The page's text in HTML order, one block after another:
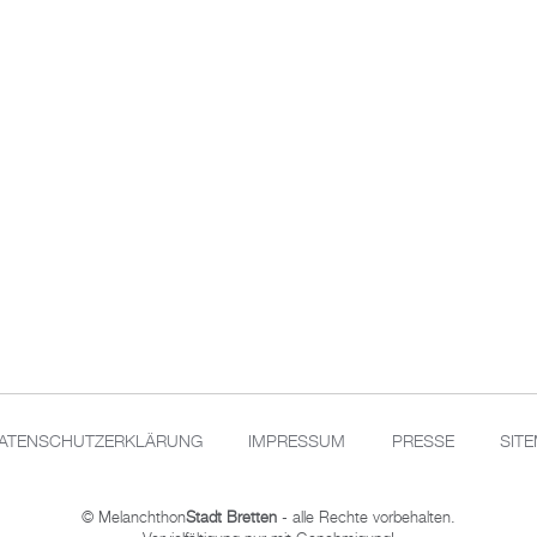
IMPRESSUM PRESSE
© MelanchthonStadt Bretten - alle Rechte vorbehalten.